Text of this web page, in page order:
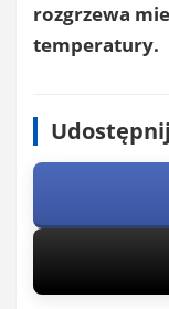
rozgrzewa
temperatury.